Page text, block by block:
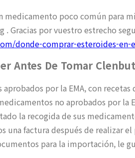
medicamento poco común para
. Gracias por vuestro estrecho
donde-comprar-esteroides-en-
Antes De Tomar
aprobados por la EMA, con
no aprobados por la
la recogida de sus
una factura después de realizar
para la importación, le